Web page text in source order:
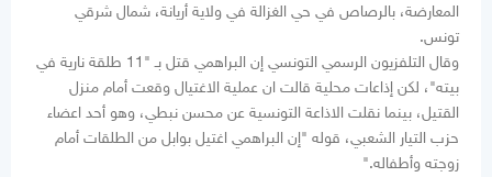
المعارضة، بالرصاص في حي الغزالة في ولاية أريانة، شمال شرقي
تونس.
وقال التلفزيون الرسمي التونسي إن البراهمي قتل بـ "11 طلقة نارية في
بيته"، لكن إذاعات محلية قالت ان عملية الاغتيال وقعت أمام منزل
القتيل، بينما نقلت الاذاعة التونسية عن محسن نبطي، وهو أحد اعضاء
حزب التيار الشعبي، قوله "إن البراهمي اغتيل بوابل من الطلقات أمام
زوجته وأطفاله."